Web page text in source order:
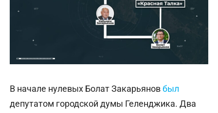
В начале нулевых Болат Закарьяновбыл
депутатом городской думы Геленджика. Два